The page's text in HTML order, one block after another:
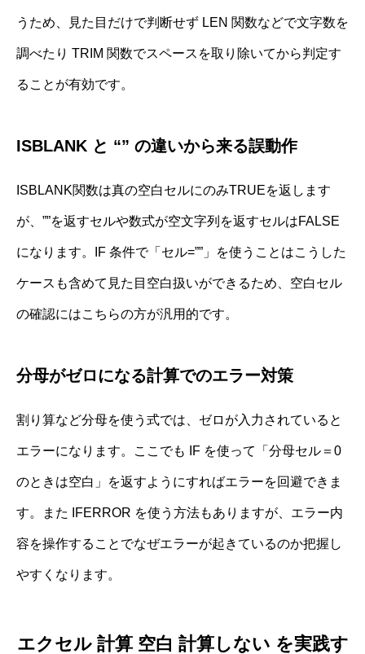
うため、見た目だけで判断せず LEN 関数などで文字数を
調べたり TRIM 関数でスペースを取り除いてから判定す
ることが有効です。
ISBLANK と “” の違いから来る誤動作
ISBLANK関数は真の空白セルにのみTRUEを返します
が、””を返すセルや数式が空文字列を返すセルはFALSE
になります。IF 条件で「セル=””」を使うことはこうした
ケースも含めて見た目空白扱いができるため、空白セル
の確認にはこちらの方が汎用的です。
分母がゼロになる計算でのエラー対策
割り算など分母を使う式では、ゼロが入力されていると
エラーになります。ここでも IF を使って「分母セル＝0
のときは空白」を返すようにすればエラーを回避できま
す。また IFERROR を使う方法もありますが、エラー内
容を操作することでなぜエラーが起きているのか把握し
やすくなります。
エクセル 計算 空白 計算しない を実践す